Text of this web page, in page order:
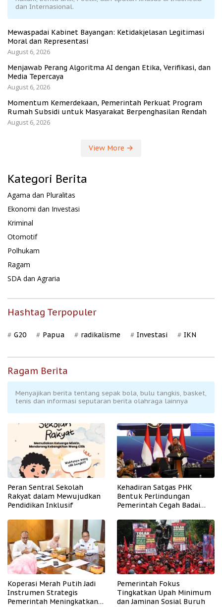
dan Internasional.
Mewaspadai Kabinet Bayangan: Ketidakjelasan Legitimasi
Moral dan Representasi
August 6, 2026
Menjawab Perang Algoritma AI dengan Etika, Verifikasi, dan
Media Tepercaya
August 6, 2026
Momentum Kemerdekaan, Pemerintah Perkuat Program
Rumah Subsidi untuk Masyarakat Berpenghasilan Rendah
August 6, 2026
View More
Kategori Berita
Agama dan Pluralitas
Ekonomi dan Investasi
Kriminal
Otomotif
Polhukam
Ragam
SDA dan Agraria
Hashtag Terpopuler
G20 Papua radikalisme Investasi IKN
Ragam Berita
Menyajikan berita tentang sepak bola, bulu tangkis, basket,
tenis dan informasi seputaran berita olahraga lainnya
Peran Sentral Sekolah
Rakyat dalam Mewujudkan
Pendidikan Inklusif
Kehadiran Satgas PHK
Bentuk Perlindungan
Pemerintah Cegah Badai
Koperasi Merah Putih Jadi
Instrumen Strategis
Pemerintah Meningkatkan
Pemerintah Fokus
Tingkatkan Upah Minimum
dan Jaminan Sosial Buruh